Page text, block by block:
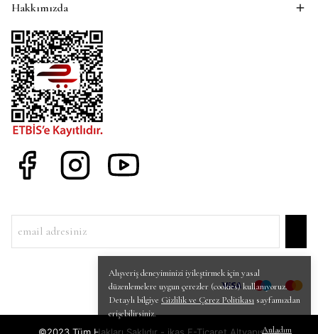
Alışveriş deneyiminizi iyileştirmek için yasal
düzenlemelere uygun çerezler (cookies) kullanıyoruz.
Detaylı bilgiye Gizlilik ve Çerez Politikası sayfamızdan
erişebilirsiniz.
Anladım
Hakkımızda